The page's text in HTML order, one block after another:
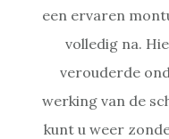
een ervaren
volledig na.
verouderde
werking van de
kunt u weer